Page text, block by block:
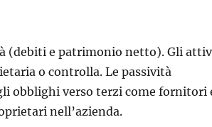
(debiti e patrimonio netto). Gli
o controlla. Le passività
obblighi verso terzi come fornitori
nell’azienda.